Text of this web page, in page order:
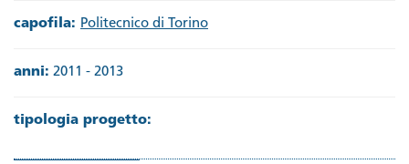
capofila: Politecnico di Torino
anni: 2011 - 2013
tipologia progetto: